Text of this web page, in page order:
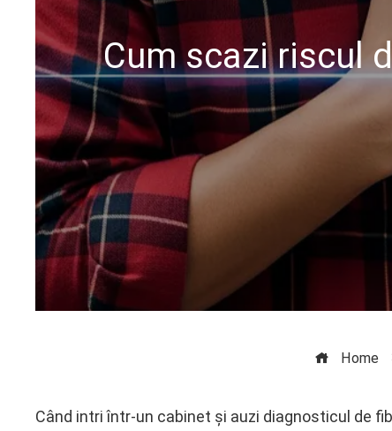
Cum scazi riscul
Home
Când intri într-un cabinet și auzi diagnosticul de